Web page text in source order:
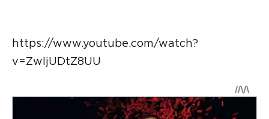
https://www.youtube.com/watch?
v=ZwIjUDtZ8UU